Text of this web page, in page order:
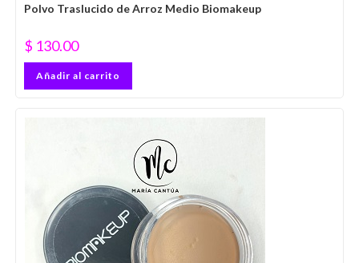
Polvo Traslucido de Arroz Medio Biomakeup
$ 130.00
Añadir al carrito